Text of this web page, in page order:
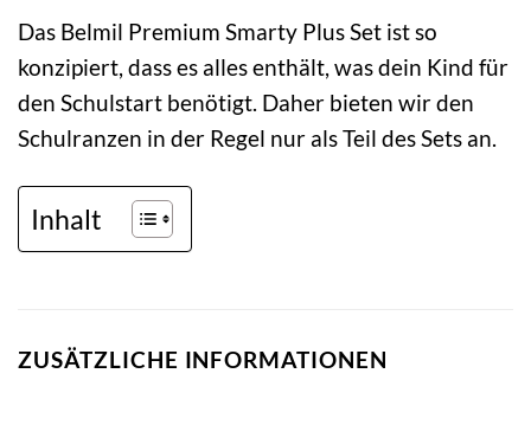
Das Belmil Premium Smarty Plus Set ist so
konzipiert, dass es alles enthält, was dein Kind für
den Schulstart benötigt. Daher bieten wir den
Schulranzen in der Regel nur als Teil des Sets an.
Inhalt
ZUSÄTZLICHE INFORMATIONEN